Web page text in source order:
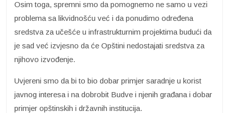
Osim toga, spremni smo da pomognemo ne samo u vezi
problema sa likvidnošću već i da ponudimo određena
sredstva za učešće u infrastrukturnim projektima budući da
je sad već izvjesno da će Opštini nedostajati sredstva za
njihovo izvođenje.
Uvjereni smo da bi to bio dobar primjer saradnje u korist
javnog interesa i na dobrobit Budve i njenih građana i dobar
primjer opštinskih i državnih institucija.